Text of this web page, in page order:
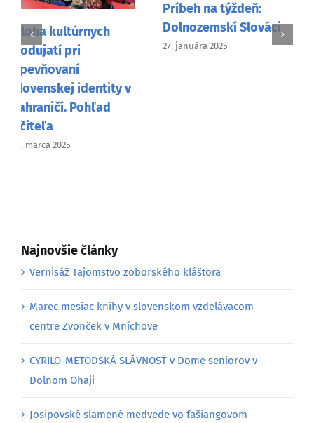
Príbeh na týždeň:
Dolnozemskí Slováci
27. januára 2025
Storytelleru a
Hontiansko-ipeľské
osvetové stredisko:
Najnovšie články
Vernisáž Tajomstvo zoborského kláštora
Marec mesiac knihy v slovenskom vzdelávacom
centre Zvonček v Mníchove
CYRILO-METODSKÁ SLÁVNOSŤ v Dome seniorov v
Dolnom Ohaji
Josipovské slamené medvede vo fašiangovom